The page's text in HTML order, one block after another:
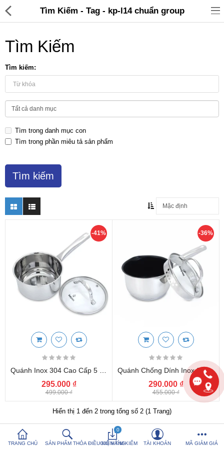
Điện gia dụng
Đồ tiện ích
Sản phẩm khác
Tin tức
phẩm (%s)
Yêu thích (0)
Hotline: 0816 505 655
Tải App SanHangRe nhận Quà
TRANG CHỦ SẢN PHẨM THỎA ĐIỀU KIỆN TÌM KIẾM
0
GIỎ HÀNG TÀI KHOẢN MÃ GIẢM GIÁ
Tìm Kiếm - Tag - kp-l14 chuẩn group
Tìm Kiếm
Tìm kiếm:
Tìm trong danh mục con
Tìm trong phần miêu tả sản phẩm
-41%
295.000 ₫
499.000 ₫
-36%
Quánh Chống Dính Inox 304 Đáy 5 Lớp Kalpen Lermat Size 14cm Chuẩn Đức
290.000 ₫
455.000 ₫
Hiển thị 1 đến 2 trong tổng số 2 (1 Trang)